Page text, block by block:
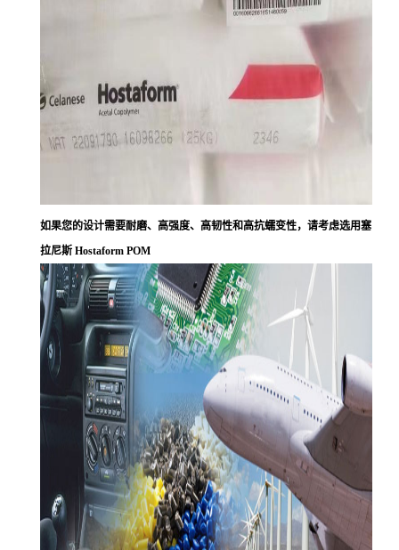
如果您的设计需要耐磨、高强度、高韧性和高抗蠕变性，请考虑选用塞
拉尼斯 Hostaform POM